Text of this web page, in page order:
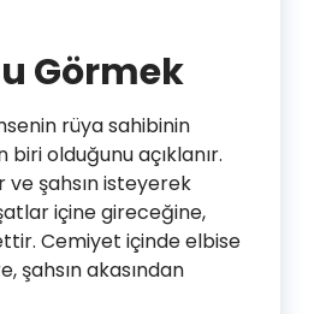
Görmek
rüya sahibinin
olduğunu açıklanır.
şahsın isteyerek
içine gireceğine,
Cemiyet içinde elbise
şahsın akasından